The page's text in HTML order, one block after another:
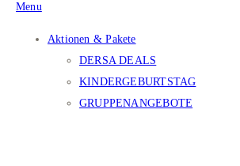
Menu
Aktionen & Pakete
DERSA DEALS
KINDERGEBURTSTAG
GRUPPENANGEBOTE